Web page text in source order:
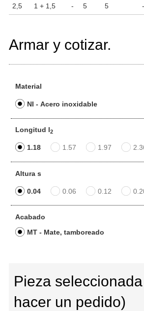
2,5 1 + 1,5 - 5 5 -
Armar y cotizar.
Material
NI - Acero inoxidable
Longitud l2
1.18 1.57 1.97
Altura s
0.04 0.06 0.12
Acabado
MT - Mate, tamboreado
Pieza
hacer un pedido)